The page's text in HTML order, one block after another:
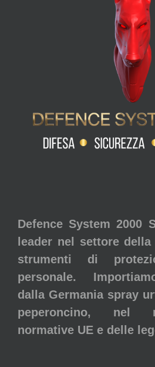
Defence System 2000
leader nel settore
strumenti di
personale.
dalla Germania spray
peperoncino, nel
normative UE e delle